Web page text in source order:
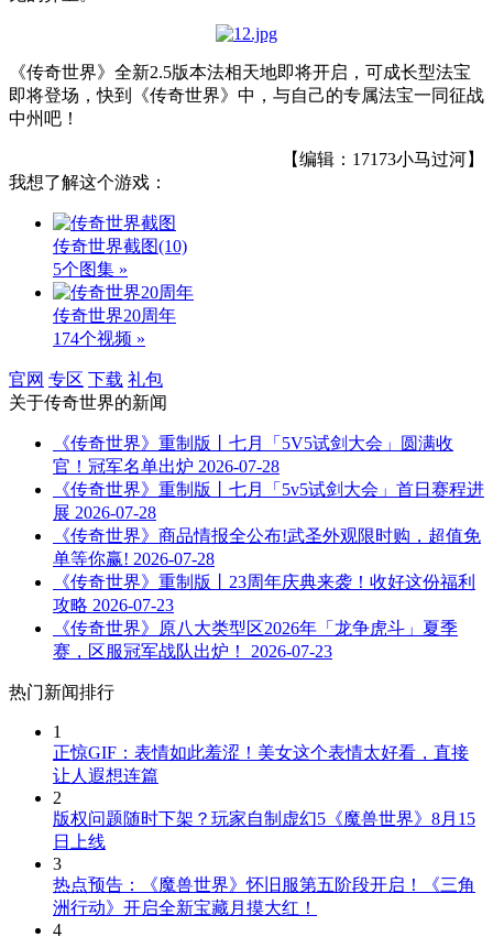
《传奇世界》全新2.5版本法相天地即将开启，可成长型法宝
即将登场，快到《传奇世界》中，与自己的专属法宝一同征战
中州吧！
【编辑：17173小马过河】
我想了解这个游戏：
传奇世界截图(10)
5个图集 »
传奇世界20周年
174个视频 »
官网 专区 下载 礼包
关于传奇世界的新闻
《传奇世界》重制版丨七月「5V5试剑大会」圆满收
官！冠军名单出炉 2026-07-28
《传奇世界》重制版丨七月「5v5试剑大会」首日赛程进
展 2026-07-28
《传奇世界》商品情报全公布!武圣外观限时购，超值免
单等你赢! 2026-07-28
《传奇世界》重制版丨23周年庆典来袭！收好这份福利
攻略 2026-07-23
《传奇世界》原八大类型区2026年「龙争虎斗」夏季
赛，区服冠军战队出炉！
2026-07-23
热门新闻排行
1
正惊GIF：表情如此羞涩！美女这个表情太好看，直接
让人遐想连篇
2
版权问题随时下架？玩家自制虚幻5《魔兽世界》8月15
日上线
3
热点预告：《魔兽世界》怀旧服第五阶段开启！《三角
洲行动》开启全新宝藏月摸大红！
4